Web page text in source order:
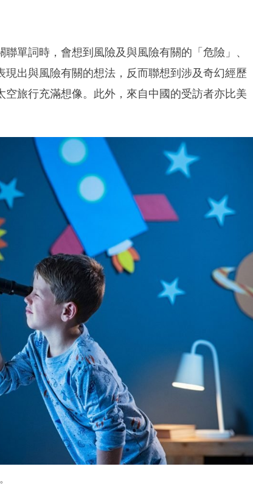
單詞時，會想到風險及與風險有關的「危險」、
現出與風險有關的想法，反而聯想到涉及奇幻經歷
旅行充滿想像。此外，來自中國的受訪者亦比美